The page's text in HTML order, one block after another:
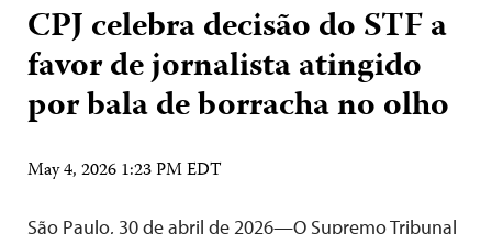
CPJ celebra decisão do STF a
favor de jornalista atingido
por bala de borracha no olho
May 4, 2026 1:23 PM EDT
São Paulo, 30 de abril de 2026—O Supremo Tribunal